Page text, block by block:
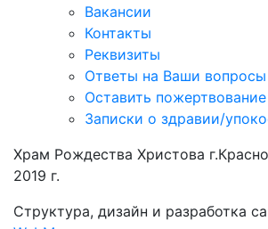
Вакансии
Контакты
Реквизиты
Ответы на Ваши вопросы
Оставить пожертвование
Записки о здравии/
Храм Рождества Христова
2019 г.
Структура, дизайн и разработка